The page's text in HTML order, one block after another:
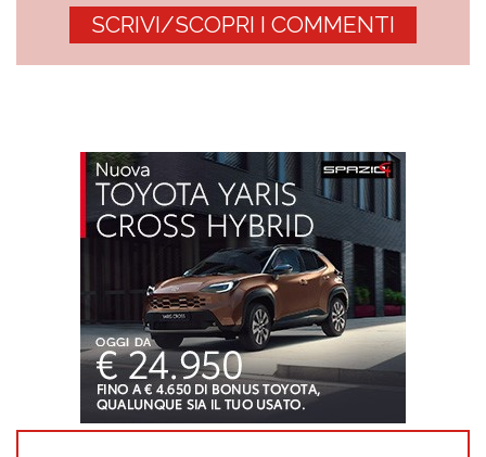
SCRIVI/SCOPRI I COMMENTI